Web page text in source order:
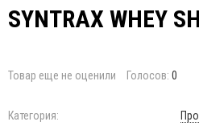
SYNTRAX WHEY
Товар еще не оценили Голосов: 0
Категория: